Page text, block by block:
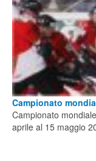
Campionato
Campionato
aprile al 15 maggio